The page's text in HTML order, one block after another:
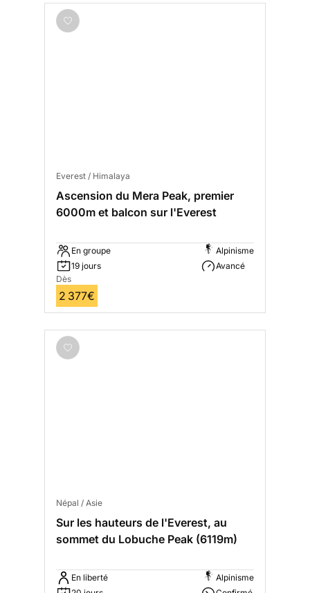
Everest / Himalaya
Ascension du Mera Peak, premier
6000m et balcon sur l'Everest
En groupe
19 jours
Alpinisme
Avancé
Dès
2 377€
Népal / Asie
Sur les hauteurs de l'Everest, au
sommet du Lobuche Peak (6119m)
En liberté
Alpinisme